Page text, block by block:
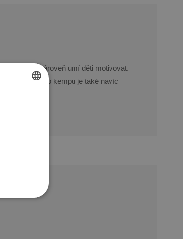
a zároveň umí děti motivovat.
ceně každého kempu je také navíc